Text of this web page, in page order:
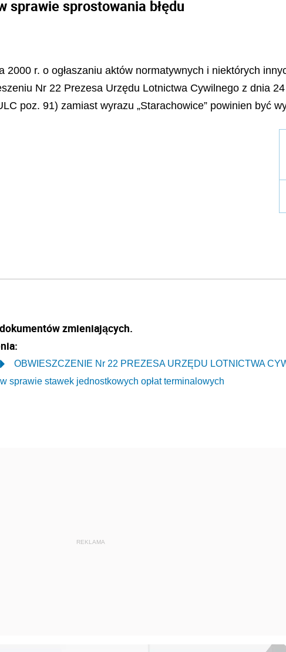
sprawie sprostowania błędu
r. o ogłaszaniu aktów normatywnych i niektórych
Nr 22 Prezesa Urzędu Lotnictwa Cywilnego z dnia
poz. 91) zamiast wyrazu „Starachowice” powinien być
zmieniających.
OBWIESZCZENIE Nr 22 PREZESA URZĘDU LOTNICTWA
w sprawie stawek jednostkowych opłat terminalowych